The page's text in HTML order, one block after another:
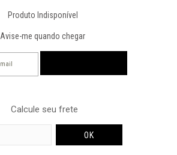
Produto Indisponível
Avise-me quando chegar
Calcule seu frete